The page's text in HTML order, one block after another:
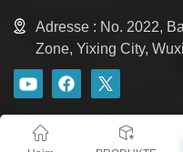
Adresse : No. 2022,
Zone, Yixing City,
Xml